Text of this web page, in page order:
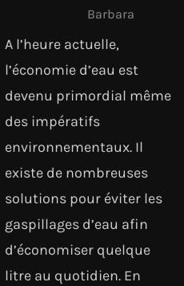
Barbara
A l’heure actuelle,
l’économie d’eau est
devenu primordial même
des impératifs
environnementaux. Il
existe de nombreuses
solutions pour éviter les
gaspillages d’eau afin
d’économiser quelque
litre au quotidien. En